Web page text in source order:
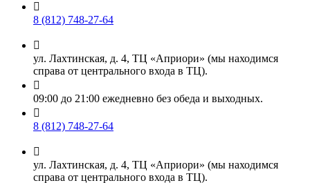

8 (812) 748-27-64

ул. Лахтинская, д. 4, ТЦ «Априори» (мы находимся
справа от центрального входа в ТЦ).

09:00 до 21:00 ежедневно без обеда и выходных.

8 (812) 748-27-64

ул. Лахтинская, д. 4, ТЦ «Априори» (мы находимся
справа от центрального входа в ТЦ).